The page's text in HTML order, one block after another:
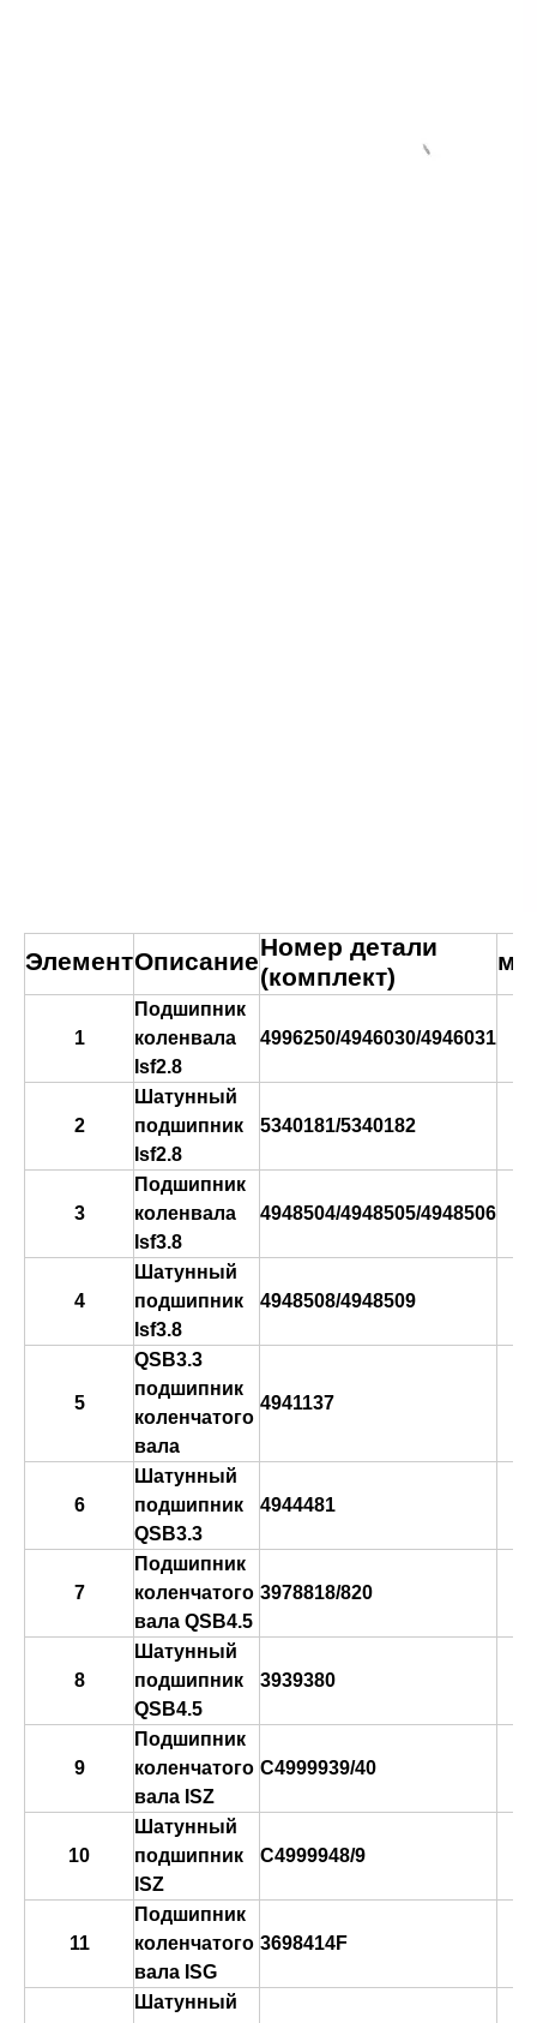
ЭлементОписаниеНомер детали
(комплект)
1
Подшипник
коленвала
Isf2.8
4996250/4946030/4946031
2
Шатунный
подшипник
Isf2.8
5340181/5340182
3
Подшипник
коленвала
Isf3.8
4948504/4948505/4948506
4
Шатунный
подшипник
Isf3.8
4948508/4948509
5
QSB3.3
подшипник
коленчатого
вала
4941137
6
Шатунный
подшипник
QSB3.3
4944481
7
Подшипник
коленчатого
вала QSB4.5
3978818/820
8
Шатунный
подшипник
QSB4.5
3939380
9
Подшипник
коленчатого
вала ISZ
C4999939/40
10
Шатунный
подшипник
ISZ
C4999948/9
11
Подшипник
коленчатого
вала ISG
3698414F
Шатунный